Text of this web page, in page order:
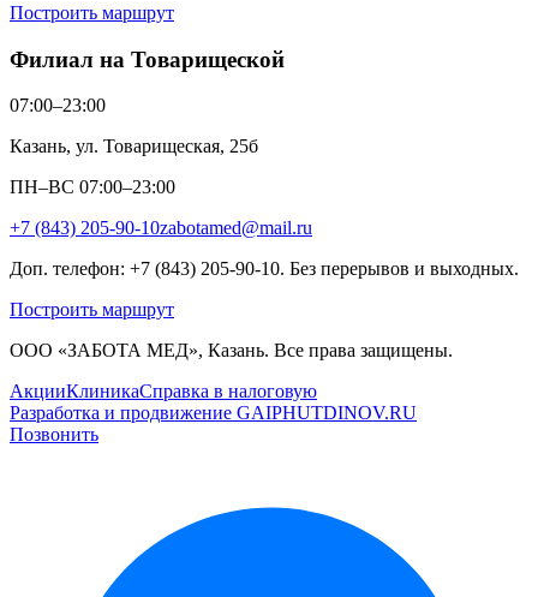
Построить маршрут
Филиал на Товарищеской
07:00–23:00
Казань, ул. Товарищеская, 25б
ПН–ВС 07:00–23:00
+7 (843) 205-90-10zabotamed@mail.ru
Доп. телефон: +7 (843) 205-90-10. Без перерывов и выходных.
Построить маршрут
ООО «ЗАБОТА МЕД», Казань. Все права защищены.
АкцииКлиникаСправка в налоговую
Разработка и продвижение GAIPHUTDINOV.RU
Позвонить